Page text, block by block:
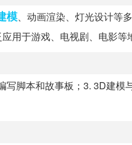
模、动画渲染、灯光设计等
用于游戏、电视剧、电影等
写脚本和故事板；3. 3D建模